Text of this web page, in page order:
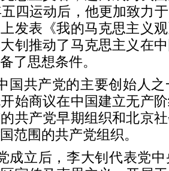
四运动后，他更加致力
发表《我的马克思主义
钊推动了马克思主义在
了思想条件。
国共产党的主要创始人
始商议在中国建立无产
共产党早期组织和北京
范围的共产党组织。
成立后，李大钊代表党